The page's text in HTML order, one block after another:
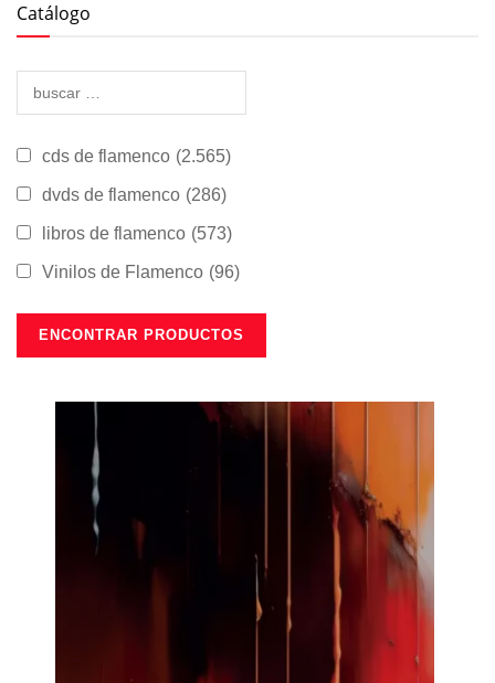
Catálogo
cds de flamenco (2.565)
dvds de flamenco (286)
libros de flamenco (573)
Vinilos de Flamenco (96)